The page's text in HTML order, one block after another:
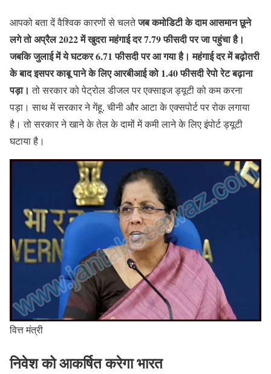
आपको बता दें वैश्विक कारणों से चलतेजब कमोडिटी के दाम आसमान छूने
लगे तो अप्रैल 2022 में खुदरा महंगाई दर 7.79 फीसदी पर जा पहुंचा है।
जबकि जुलाई में ये घटकर 6.71 फीसदी पर आ गया है। महंगाई दर में बढ़ोतरी
के बाद इसपर काबू पाने के लिए आरबीआई को 1.40 फीसदी रेपो रेट बढ़ाना
पड़ा। तो सरकार को पेट्रोल डीजल पर एक्साइज ड्यूटी को कम करना
पड़ा। साथ में सरकार ने गेंहू, चीनी और आटा के एक्सपोर्ट पर रोक लगाया
है। तो सरकार ने खाने के तेल के दामों में कमी लाने के लिए इंपोर्ट ड्यूटी
घटाया है।
वित्त मंत्री
निवेश को आकर्षित करेगा भारत